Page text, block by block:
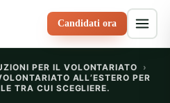
Candidati ora
PER IL VOLONTARIATO
›
ALL’ESTERO PER
TRA CUI SCEGLIERE.